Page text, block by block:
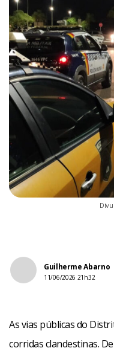
Guilherme Abarno
11/06/2026 21h32
As vias públicas do
corridas clandestinas.